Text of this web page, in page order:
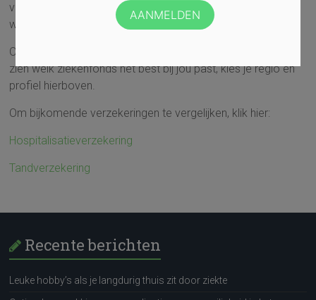
voor hen kiest. Die verschillen maken het wel de moeite
waard om te vergelijken.
Om de voordelen van elk ziekenfonds te vergelijken en te
zien welk ziekenfonds het best bij jou past, kies je regio en
profiel hierboven.
Om bijkomende verzekeringen te vergelijken, klik hier:
Hospitalisatieverzekering
Tandverzekering
Recente berichten
Leuke hobby’s als je langdurig thuis zit door ziekte